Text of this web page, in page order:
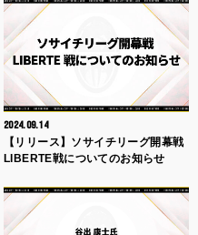
2024.09.14
【リリース】ソサイチリーグ開幕戦
LIBERTE戦についてのお知らせ